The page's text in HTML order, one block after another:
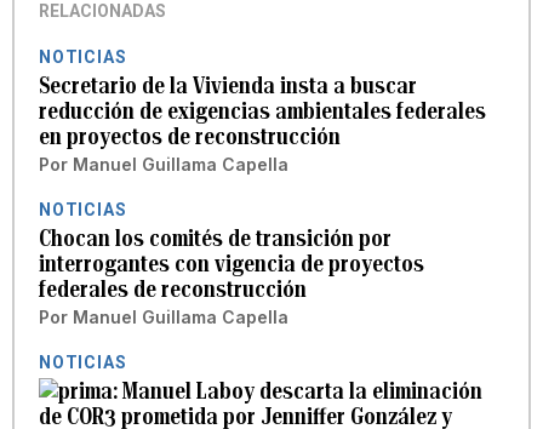
RELACIONADAS
NOTICIAS
Secretario de la Vivienda insta a buscar
reducción de exigencias ambientales federales
en proyectos de reconstrucción
Por Manuel Guillama Capella
NOTICIAS
Chocan los comités de transición por
interrogantes con vigencia de proyectos
federales de reconstrucción
Por Manuel Guillama Capella
NOTICIAS
Manuel Laboy descarta la eliminación
de COR3 prometida por Jenniffer González y